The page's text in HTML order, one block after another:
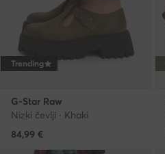
Trending
G-Star Raw
Nizki čevlji · Khaki
84,99 €